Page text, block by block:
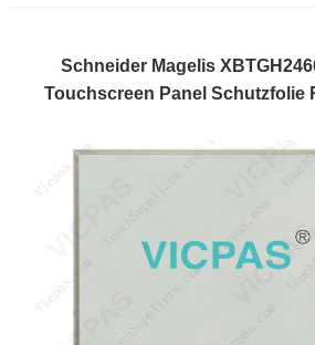
Schneider Magelis
Touchscreen Panel Schutzfolie